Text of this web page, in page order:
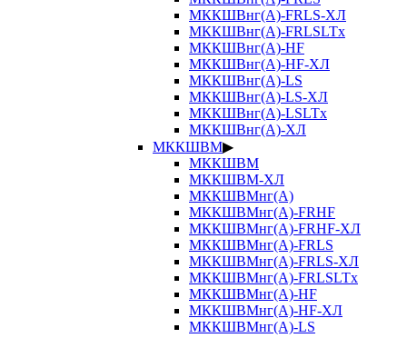
МККШВнг(А)-FRLS-ХЛ
МККШВнг(А)-FRLSLTx
МККШВнг(А)-HF
МККШВнг(А)-HF-ХЛ
МККШВнг(А)-LS
МККШВнг(А)-LS-ХЛ
МККШВнг(А)-LSLTx
МККШВнг(А)-ХЛ
МККШВМ▶
МККШВМ
МККШВМ-ХЛ
МККШВМнг(А)
МККШВМнг(А)-FRHF
МККШВМнг(А)-FRHF-ХЛ
МККШВМнг(А)-FRLS
МККШВМнг(А)-FRLS-ХЛ
МККШВМнг(А)-FRLSLTx
МККШВМнг(А)-HF
МККШВМнг(А)-HF-ХЛ
МККШВМнг(А)-LS